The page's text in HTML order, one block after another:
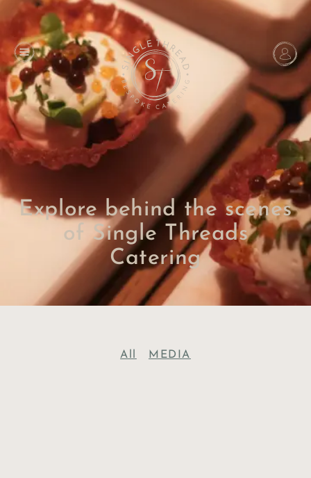
Explore behind the scenes
of Single Threads
Catering
All MEDIA